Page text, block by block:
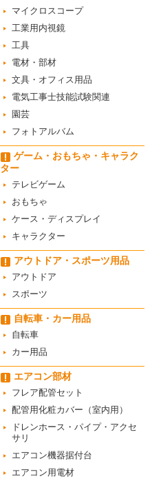
マイクロスコープ
工業用内視鏡
工具
電材・部材
文具・オフィス用品
電気工事士技能試験関連
園芸
フォトアルバム
ゲーム・おもちゃ・キャラク
ター
テレビゲーム
おもちゃ
ケース・ディスプレイ
キャラクター
アウトドア・スポーツ用品
アウトドア
スポーツ
自転車・カー用品
自転車
カー用品
エアコン部材
フレア配管セット
配管用化粧カバー（室内用）
ドレンホース・パイプ・アクセ
サリ
エアコン機器据付台
エアコン用電材